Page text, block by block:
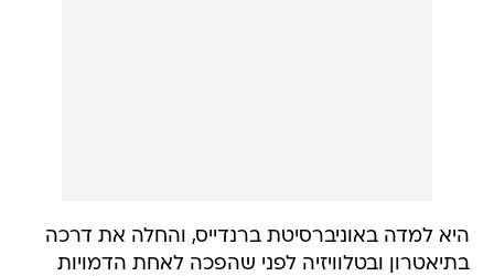
היא למדה באוניברסיטת ברנדייס, והחלה את דרכה
בתיאטרון ובטלוויזיה לפני שהפכה לאחת הדמויות